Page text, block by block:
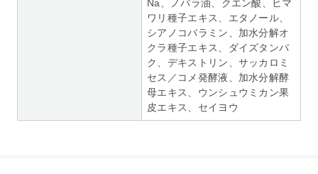
Na、ノバラ油、クエン酸、ヒマ
ワリ種子エキス、エタノール、
シアノコバラミン、加水分解オ
クラ種子エキス、ダイズタンパ
ク、デキストリン、サッカロミ
セス／コメ発酵液、加水分解酵
母エキス、ウンシュウミカン果
皮エキス、セイヨウ